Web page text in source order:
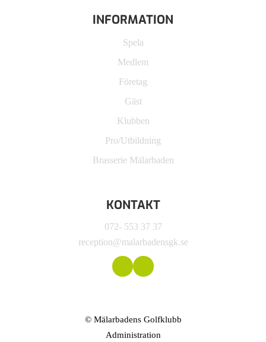
INFORMATION
Spela
Medlem
Företag
Gäst
Klubben
Pro/Utbildning
Brasserie Mälarbaden
KONTAKT
072- 553 37 37
reception@malarbadensgk.se
© Mälarbadens Golfklubb
Administration